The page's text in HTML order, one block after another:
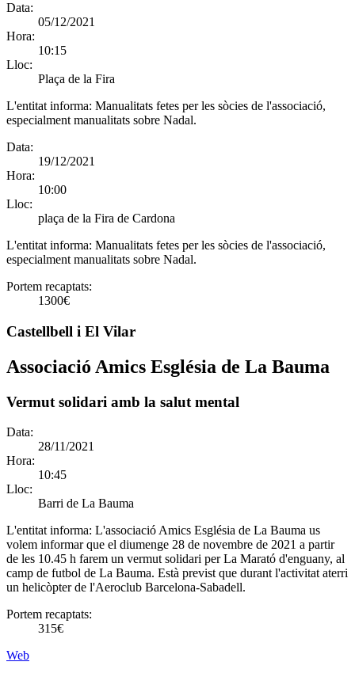
Data:
05/12/2021
Hora:
10:15
Lloc:
Plaça de la Fira
L'entitat informa: Manualitats fetes per les sòcies de l'associació,
especialment manualitats sobre Nadal.
Data:
19/12/2021
Hora:
10:00
Lloc:
plaça de la Fira de Cardona
L'entitat informa: Manualitats fetes per les sòcies de l'associació,
especialment manualitats sobre Nadal.
Portem recaptats:
1300€
Castellbell i El Vilar
Associació Amics Església de La Bauma
Vermut solidari amb la salut mental
Data:
28/11/2021
Hora:
10:45
Lloc:
Barri de La Bauma
L'entitat informa: L'associació Amics Església de La Bauma us
volem informar que el diumenge 28 de novembre de 2021 a partir
de les 10.45 h farem un vermut solidari per La Marató d'enguany, al
camp de futbol de La Bauma. Està previst que durant l'activitat aterri
un helicòpter de l'Aeroclub Barcelona-Sabadell.
Portem recaptats:
315€
Web